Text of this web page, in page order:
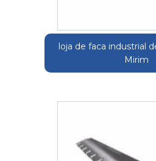
loja de faca industrial
Mirim